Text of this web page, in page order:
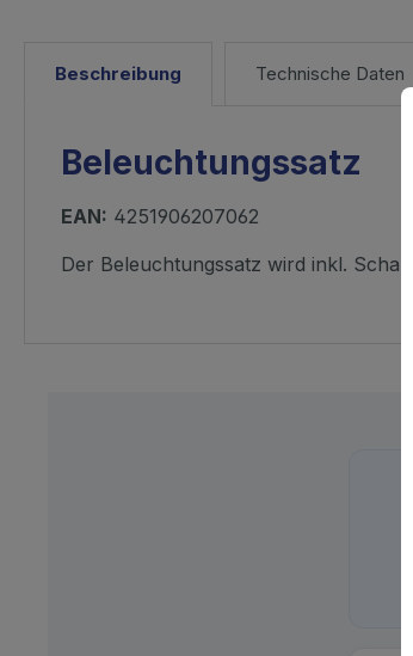
Beschreibung Technische Daten
Beleuchtungssatz
EAN: 4251906207062
Der Beleuchtungssatz wird inkl.